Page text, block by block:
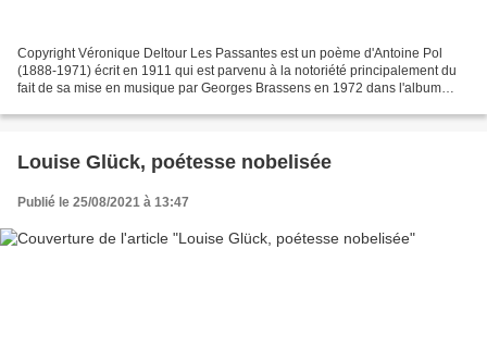
Copyright Véronique Deltour Les Passantes est un poème d'Antoine Pol
(1888-1971) écrit en 1911 qui est parvenu à la notoriété principalement du
fait de sa mise en musique par Georges Brassens en 1972 dans l'album
Louise Glück, poétesse nobelisée
Publié le 25/08/2021 à 13:47